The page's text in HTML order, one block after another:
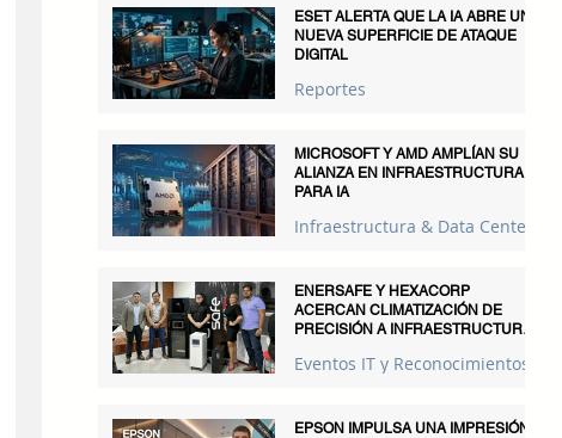
ESET ALERTA QUE LA IA ABRE UNA
NUEVA SUPERFICIE DE ATAQUE
DIGITAL
Reportes
MICROSOFT Y AMD AMPLÍAN SU
ALIANZA EN INFRAESTRUCTURA
PARA IA
Infraestructura & Data Centers
ENERSAFE Y HEXACORP
ACERCAN CLIMATIZACIÓN DE
PRECISIÓN A INFRAESTRUCTURAS
Eventos IT y Reconocimientos
EPSON IMPULSA UNA IMPRESIÓN